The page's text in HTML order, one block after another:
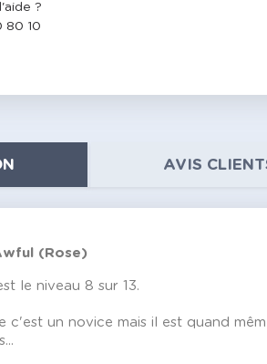
?
80 10
AVIS
(Rose)
le niveau 8 sur 13.
c'est un novice mais il est quand